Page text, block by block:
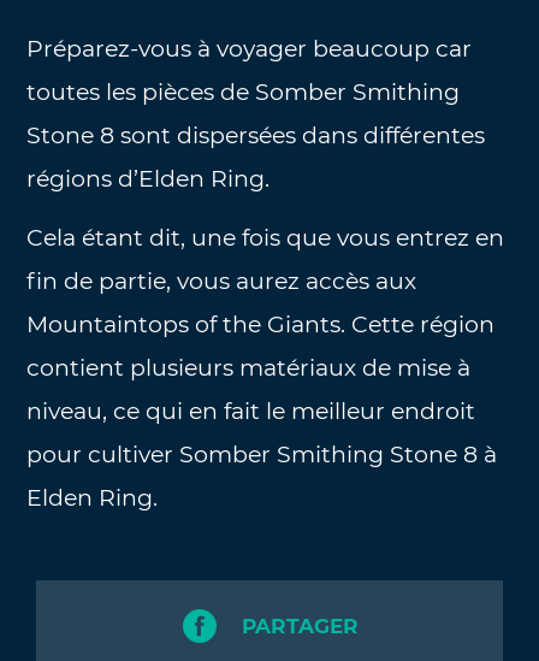
Préparez-vous à voyager beaucoup car
toutes les pièces de Somber Smithing
Stone 8 sont dispersées dans différentes
régions d’Elden Ring.
Cela étant dit, une fois que vous entrez en
fin de partie, vous aurez accès aux
Mountaintops of the Giants. Cette région
contient plusieurs matériaux de mise à
niveau, ce qui en fait le meilleur endroit
pour cultiver Somber Smithing Stone 8 à
Elden Ring.
PARTAGER